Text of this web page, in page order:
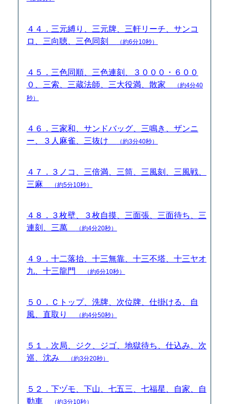
４４．三元縛り、三元牌、三軒リーチ、サンコ
ロ、三向聴、三色同刻
（約6分10秒）
４５．三色同順、三色連刻、３０００・６００
０、三索、三蔵法師、三大役満、散家
（約4分40
秒）
４６．三家和、サンドバッグ、三鳴き、ザンニ
ー、３人麻雀、三抜け
（約3分40秒）
４７．３ノコ、三倍満、三筒、三風刻、三風戦、
三麻
（約5分10秒）
４８．３枚壁、３枚自摸、三面張、三面待ち、三
連刻、三萬
（約4分20秒）
４９．十二落抬、十三無靠、十三不塔、十三ヤオ
九、十三龍門
（約6分10秒）
５０．Ｃトップ、洗牌、次位牌、仕掛ける、自
風、直取り
（約4分50秒）
５１．次局、ジク、ジゴ、地獄待ち、仕込み、次
巡、沈み
（約3分20秒）
５２．下ヅモ、下山、七五三、七福星、自家、自
動車
（約3分10秒）